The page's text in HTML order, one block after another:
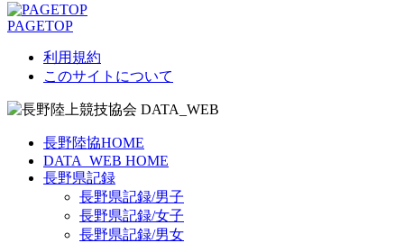
PAGETOP
利用規約
このサイトについて
長野陸協HOME
DATA_WEB HOME
長野県記録
長野県記録/男子
長野県記録/女子
長野県記録/男女